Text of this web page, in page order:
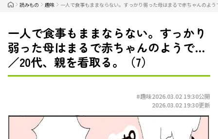
読みもの 趣味 一人で食事もままならない。すっかり弱った母はまるで赤ちゃんのよ
一人で食事もままならない。すっかり
弱った母はまるで赤ちゃんのようで…
／20代、親を看取る。（7）
#趣味2026.03.02 19:30公開
2026.03.02 19:30更新